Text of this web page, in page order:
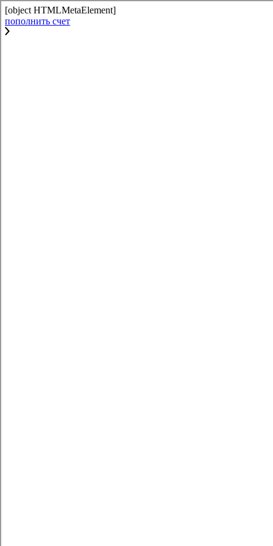
[object HTMLMetaElement]
пополнить счет